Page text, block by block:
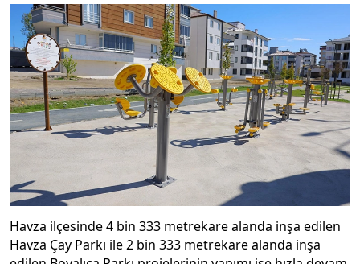
Havza ilçesinde 4 bin 333 metrekare alanda inşa edilen
Havza Çay Parkı ile 2 bin 333 metrekare alanda inşa